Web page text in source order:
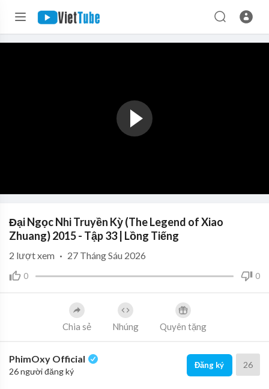
Đại Ngọc Nhi Truyền Kỳ (The Legend of Xiao
Zhuang) 2015 - Tập 33 | Lồng Tiếng
0 0
2 lượt xem · 27 Tháng Sáu 2026
Chia sẻ Nhúng Quyên tặng
PhimOxy Official
26 người đăng ký
Đăng ký 26